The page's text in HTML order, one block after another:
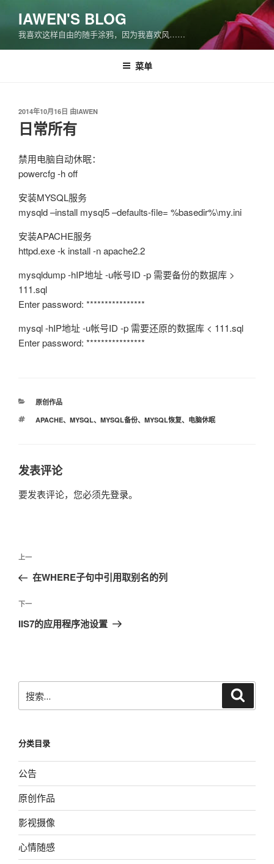
容
IAWEN'S BLOG
我喜欢这样自由的随手涂鸦，因为我喜欢风……
菜单
发
布
于
2014年10月16日 由IAWEN
日常所有
禁用电脑自动休眠：
powercfg -h off
安装MYSQL服务
mysqld –install mysql5 –defaults-file= %basedir%\my.ini
安装APACHE服务
httpd.exe -k install -n apache2.2
mysqldump -hIP地址 -u帐号ID -p 需要备份的数据库 >
111.sql
Enter password: ****************
mysql -hIP地址 -u帐号ID -p 需要还原的数据库 < 111.sql
Enter password: ****************
分
原创作品
标
APACHE、 MYSQL、 MYSQL备份、 MYSQL恢复、 电脑休眠
发表评论
要发表评论，您必须先登录。
文
导
航
上
一
文
章
上一
在WHERE子句中引用取别名的列
下
一
下一
IIS7的应用程序池设置
搜
索：
分类目录
公告
原创作品
影视摄像
心情随感